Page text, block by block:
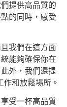
提供高品質的
的同時，感受
我們在這方面
能夠確保你在
外，我們還提
和放鬆場所。
受一杯高品質